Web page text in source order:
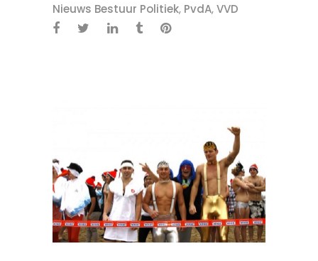
Nieuws Bestuur Politiek, PvdA,VVD